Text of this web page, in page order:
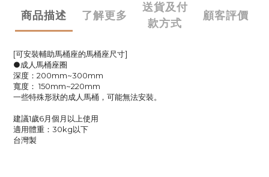
商品描述 了解更多
送貨及付
款方式
顧客評價
[可安裝輔助馬桶座的馬桶座尺寸]
●成人馬桶座圈
深度：200mm~300mm
寬度： 150mm~220mm
一些特殊形狀的成人馬桶，可能無法安裝。
建議1歲6月個月以上使用
適用體重：30kg以下
台灣製